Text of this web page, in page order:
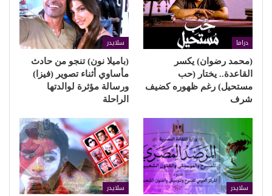
دراما
(محمد رضوان) يكسر
القاعدة.. يختار (حب
مستحيل) رغم ظهوره كضيف
شرف
سلايدر
(باميلا نون) تنجو من حادث
مأساوي أثناء تصوير (فيزا)
ورسالة مؤثرة لوالدتها
الراحلة
سلايدر سلايدر